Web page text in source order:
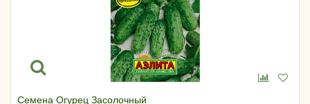
Семена Огурец Засолочный